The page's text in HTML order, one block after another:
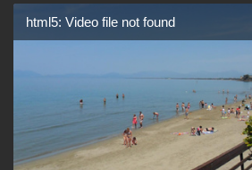
html5: Video file not found